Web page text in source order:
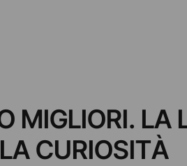
MIGLIORI. LA
CURIOSITÀ